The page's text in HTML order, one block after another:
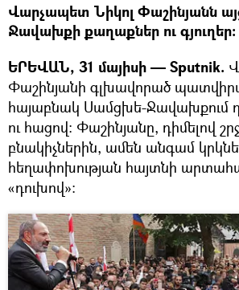
Վարչապետ Նիկոլ Փաշինյանն
Ջավախքի քաղաքներ ու գյուղեր։
ԵՐԵՎԱՆ, 31 մայիսի — Sputnik.
Փաշինյանի գլխավորած
հայաբնակ Սամցխե-Ջավախքում
ու հացով։ Փաշինյանը, դիմելով
բնակիչներին, ամեն անգամ
հեղափոխության հայտնի
«դուխով»։